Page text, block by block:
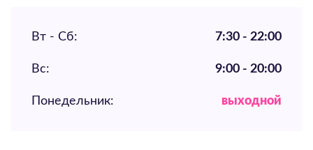
Вт - Сб: 7:30 - 22:00
Вс: 9:00 - 20:00
Понедельник: выходной